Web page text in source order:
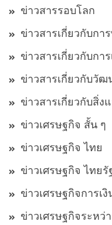
ข่าวสารรอบโลก
ข่าวสารเกี่ยวกับก
ข่าวสารเกี่ยวกับกา
ข่าวสารเกี่ยวกับวั
ข่าวสารเกี่ยวกับสิ่
ข่าวเศรษฐกิจ สั้น ๆ
ข่าวเศรษฐกิจ ไทย
ข่าวเศรษฐกิจ ไทยรั
ข่าวเศรษฐกิจการเงิ
ข่าวเศรษฐกิจระหว่